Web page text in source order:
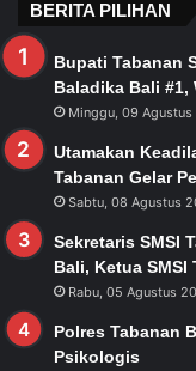
BERITA PILIHAN
Bupati Tabanan
Baladika Bali #1,
Minggu, 09
Utamakan
Tabanan Gelar
Sabtu, 08 Agustus
Sekretaris SMSI
Bali, Ketua
Rabu, 05 Agustus
Polres Tabanan
Psikologis